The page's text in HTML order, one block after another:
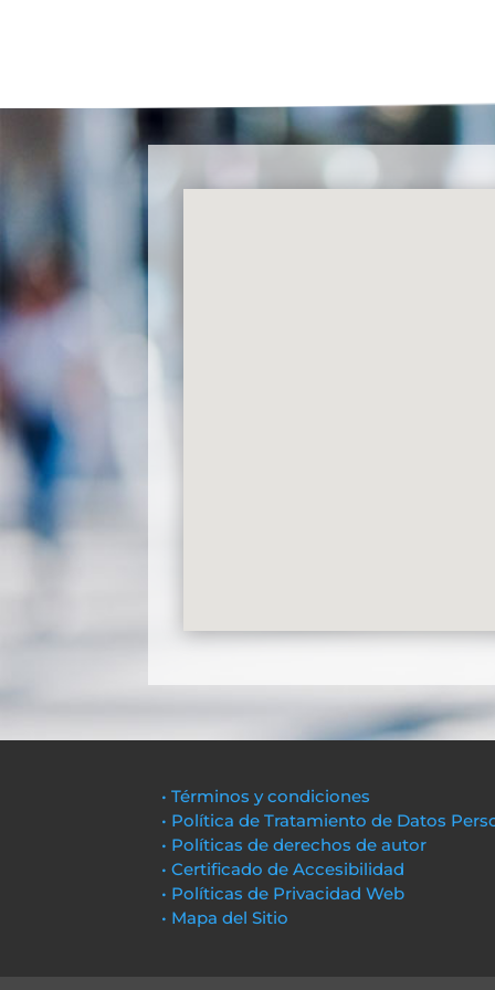
• Términos y condiciones
• Política de Tratamiento de Datos
• Políticas de derechos de autor
• Certificado de Accesibilidad
• Políticas de Privacidad Web
• Mapa del Sitio